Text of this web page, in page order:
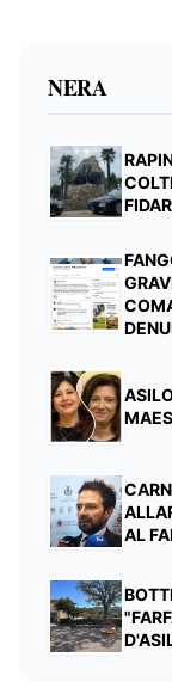
NERA
AL